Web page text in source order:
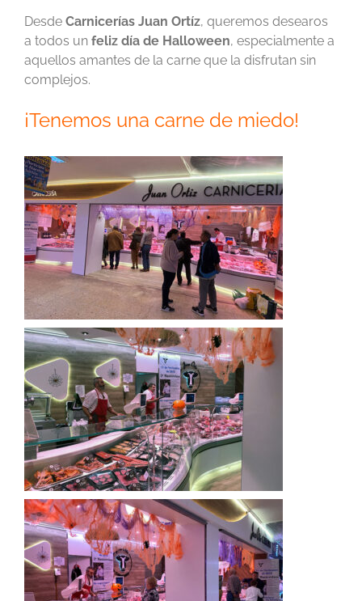
Desde Carnicerías Juan Ortíz, queremos desearos
a todos un feliz día de Halloween, especialmente a
aquellos amantes de la carne que la disfrutan sin
complejos.
¡Tenemos una carne de miedo!